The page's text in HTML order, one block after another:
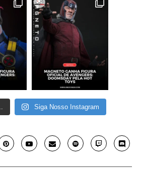
Siga Nosso Instagram